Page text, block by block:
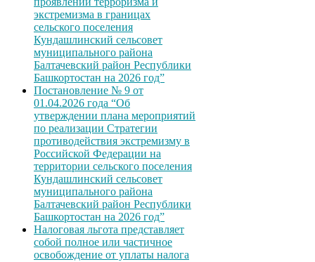
экстремизма в границах
сельского поселения
Кундашлинский сельсовет
муниципального района
Балтачевский район Республики
Башкортостан на 2026 год”
Постановление № 9 от
01.04.2026 года “Об
утверждении плана мероприятий
по реализации Стратегии
противодействия экстремизму в
Российской Федерации на
территории сельского поселения
Кундашлинский сельсовет
муниципального района
Балтачевский район Республики
Башкортостан на 2026 год”
Налоговая льгота представляет
собой полное или частичное
освобождение от уплаты налога